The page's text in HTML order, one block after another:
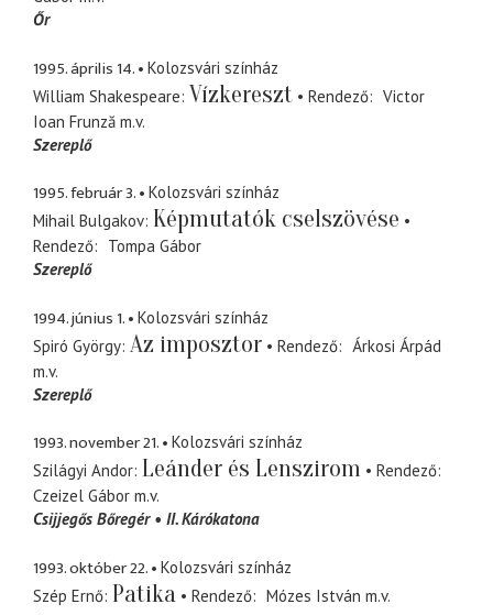
Őr
1995. április 14.
Kolozsvári színház
William Shakespeare Vízkereszt Rendező
Victor
Ioan Frunză m.v.
Szereplő
1995. február 3.
Kolozsvári színház
Mihail Bulgakov Képmutatók cselszövése
Rendező
Tompa Gábor
Szereplő
1994. június 1.
Kolozsvári színház
Spiró György Az imposztor Rendező
Árkosi Árpád
m.v.
Szereplő
1993. november 21.
Kolozsvári színház
Szilágyi Andor Leánder és Lenszirom
Rendező
Czeizel Gábor m.v.
Csijjegős Bőregér
II. Kárókatona
1993. október 22.
Kolozsvári színház
Szép Ernő Patika Rendező Mózes István m.v.